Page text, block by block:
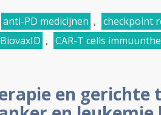
anti-PD medicijnen , checkpoint
BiovaxID , CAR-T cells
en gerichte